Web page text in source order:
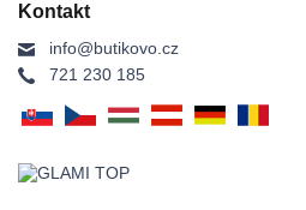
Kontakt
info@butikovo.cz
721 230 185